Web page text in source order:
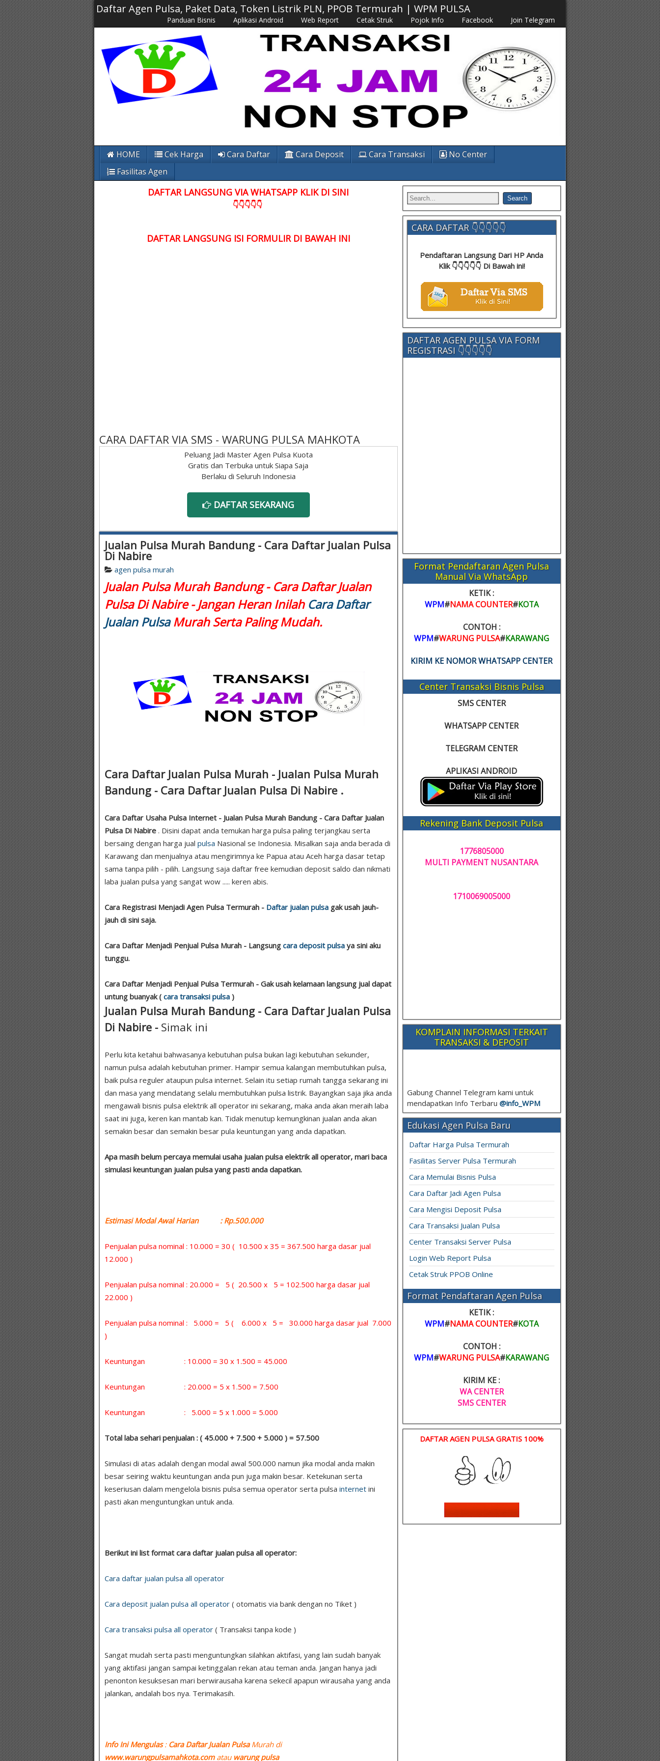
Daftar Agen Pulsa, Paket Data, Token Listrik PLN, PPOB Termurah | WPM PULSA
Panduan Bisnis Aplikasi Android Web Report Cetak Struk Pojok Info Facebook Join Telegram
HOME Cek Harga Cara Daftar Cara Deposit Cara Transaksi
No Center
Fasilitas Agen
DAFTAR LANGSUNG VIA WHATSAPP KLIK DI SINI
👇👇👇👇👇
DAFTAR LANGSUNG ISI FORMULIR DI BAWAH INI
CARA DAFTAR VIA SMS - WARUNG PULSA MAHKOTA
Peluang Jadi Master Agen Pulsa Kuota
Gratis dan Terbuka untuk Siapa Saja
Berlaku di Seluruh Indonesia
DAFTAR SEKARANG
Jualan Pulsa Murah Bandung - Cara Daftar Jualan Pulsa
Di Nabire
agen pulsa murah
Jualan Pulsa Murah Bandung - Cara Daftar Jualan
Pulsa Di Nabire - Jangan Heran Inilah Cara Daftar
Jualan PulsaMurah Serta Paling Mudah.
Cara Daftar Jualan Pulsa Murah - Jualan Pulsa Murah
Bandung - Cara Daftar Jualan Pulsa Di Nabire .
Cara Daftar Usaha Pulsa Internet - Jualan Pulsa Murah Bandung - Cara Daftar Jualan
Pulsa Di Nabire . Disini dapat anda temukan harga pulsa paling terjangkau serta
bersaing dengan harga jual pulsa Nasional se Indonesia. Misalkan saja anda berada di
Karawang dan menjualnya atau mengirimnya ke Papua atau Aceh harga dasar tetap
sama tanpa pilih - pilih. Langsung saja daftar free kemudian deposit saldo dan nikmati
laba jualan pulsa yang sangat wow ..... keren abis.
Cara Registrasi Menjadi Agen Pulsa Termurah - Daftar jualan pulsa gak usah jauh-
jauh di sini saja.
Cara Daftar Menjadi Penjual Pulsa Murah - Langsung cara deposit pulsa ya sini aku
tunggu.
Cara Daftar Menjadi Penjual Pulsa Termurah - Gak usah kelamaan langsung jual dapat
untung buanyak ( cara transaksi pulsa )
Jualan Pulsa Murah Bandung - Cara Daftar Jualan Pulsa
Di Nabire - Simak ini
Perlu kita ketahui bahwasanya kebutuhan pulsa bukan lagi kebutuhan sekunder,
namun pulsa adalah kebutuhan primer. Hampir semua kalangan membutuhkan pulsa,
baik pulsa reguler ataupun pulsa internet. Selain itu setiap rumah tangga sekarang ini
dan masa yang mendatang selalu membutuhkan pulsa listrik. Bayangkan saja jika anda
mengawali bisnis pulsa elektrik all operator ini sekarang, maka anda akan meraih laba
saat ini juga, keren kan mantab kan. Tidak menutup kemungkinan jualan anda akan
semakin besar dan semakin besar pula keuntungan yang anda dapatkan.
Apa masih belum percaya memulai usaha jualan pulsa elektrik all operator, mari baca
simulasi keuntungan jualan pulsa yang pasti anda dapatkan.
Estimasi Modal Awal Harian : Rp.500.000
Penjualan pulsa nominal : 10.000 = 30 ( 10.500 x 35 = 367.500 harga dasar jual
12.000 )
Penjualan pulsa nominal : 20.000 = 5 ( 20.500 x 5 = 102.500 harga dasar jual
22.000 )
Penjualan pulsa nominal : 5.000 = 5 ( 6.000 x 5 = 30.000 harga dasar jual 7.000
)
Keuntungan : 10.000 = 30 x 1.500 = 45.000
Keuntungan : 20.000 = 5 x 1.500 = 7.500
Keuntungan : 5.000 = 5 x 1.000 = 5.000
Total laba sehari penjualan : ( 45.000 + 7.500 + 5.000 ) = 57.500
Simulasi di atas adalah dengan modal awal 500.000 namun jika modal anda makin
besar seiring waktu keuntungan anda pun juga makin besar. Ketekunan serta
keseriusan dalam mengelola bisnis pulsa semua operator serta pulsa internet ini
pasti akan menguntungkan untuk anda.
Berikut ini list format cara daftar jualan pulsa all operator:
Cara daftar jualan pulsa all operator
Cara deposit jualan pulsa all operator ( otomatis via bank dengan no Tiket )
Cara transaksi pulsa all operator ( Transaksi tanpa kode )
Sangat mudah serta pasti menguntungkan silahkan aktifasi, yang lain sudah banyak
yang aktifasi jangan sampai ketinggalan rekan atau teman anda. Jangan hanya jadi
penonton kesuksesan mari berwirausaha karena sekecil apapun wirausaha yang anda
jalankan, andalah bos nya. Terimakasih.
Info Ini Mengulas: Cara Daftar Jualan PulsaMurah di
www.warungpulsamahkota.comatau warung pulsa
CARA DAFTAR 👇👇👇👇👇
Pendaftaran Langsung Dari HP Anda
Klik 👇👇👇👇👇 Di Bawah ini!
DAFTAR AGEN PULSA VIA FORM
REGISTRASI 👇👇👇👇👇
Format Pendaftaran Agen Pulsa
Manual Via WhatsApp
KETIK :
WPM#NAMA COUNTER#KOTA
CONTOH :
WPM#WARUNG PULSA#KARAWANG
KIRIM KE NOMOR WHATSAPP CENTER
Center Transaksi Bisnis Pulsa
SMS CENTER
WHATSAPP CENTER
TELEGRAM CENTER
APLIKASI ANDROID
Rekening Bank Deposit Pulsa
1776805000
MULTI PAYMENT NUSANTARA
1710069005000
KOMPLAIN INFORMASI TERKAIT
TRANSAKSI & DEPOSIT
Gabung Channel Telegram kami untuk
mendapatkan Info Terbaru @info_ WPM
Edukasi Agen Pulsa Baru
Daftar Harga Pulsa Termurah
Fasilitas Server Pulsa Termurah
Cara Memulai Bisnis Pulsa
Cara Daftar Jadi Agen Pulsa
Cara Mengisi Deposit Pulsa
Cara Transaksi Jualan Pulsa
Center Transaksi Server Pulsa
Login Web Report Pulsa
Cetak Struk PPOB Online
Format Pendaftaran Agen Pulsa
KETIK :
WPM#NAMA COUNTER#KOTA
CONTOH :
WPM#WARUNG PULSA#KARAWANG
KIRIM KE :
WA CENTER
SMS CENTER
DAFTAR AGEN PULSA GRATIS 100%